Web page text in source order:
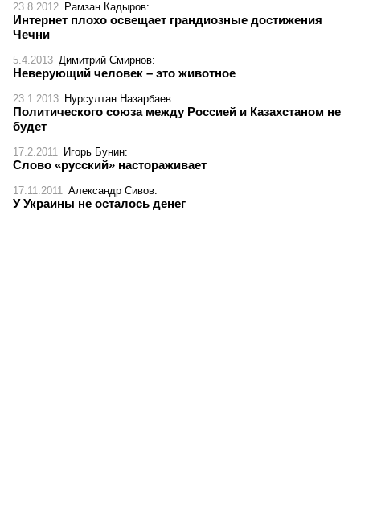
23.8.2012 Рамзан Кадыров:
Интернет плохо освещает грандиозные достижения
Чечни
5.4.2013 Димитрий Смирнов:
Неверующий человек – это животное
23.1.2013 Нурсултан Назарбаев:
Политического союза между Россией и Казахстаном не
будет
17.2.2011 Игорь Бунин:
Слово «русский» настораживает
17.11.2011 Александр Сивов:
У Украины не осталось денег